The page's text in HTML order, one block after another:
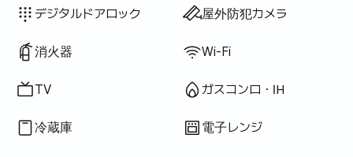
デジタルドアロック 屋外防犯カメラ
消火器 Wi-Fi
TV ガスコンロ・IH
冷蔵庫 電子レンジ
寝具あり
追加寝具あり
エアコン
ボイラー（都市ガス）
ダイニングテーブル・椅子
クローゼット
ソファ
利用不可:
鍵式ロック
利用不可:
警備室・警備員
利用不可:
共用ガスコンロ・IH
利用不可:
共用冷蔵庫
利用不可:
共用電子レンジ
利用不可:
共用洗濯機
利用不可:
共用乾燥機
利用不可:
デスク
ドライヤー
遮光カーテン
生ごみ袋
ごみ袋
布巾
スポンジ
電気ケトル
調理器具（まな板・包丁・はさみ等）
鍋・フライパン
基本食器（皿・カップ等）
扇風機
物干しラック
洗濯乾燥機一体型
利用不可: バスタブ
利用不可: ウォシュレット
利用不可: 浄水シャワー
利用不可: ボディソープ
利用不可: シャンプー・リンス
利用不可: 石鹸
利用不可: トイレットペーパー
利用不可: 歯ブラシ
利用不可: 歯磨き粉
利用不可: タオル
利用不可: トッパー・折りたたみマットレス
利用不可: ブラインド
利用不可: ほうき
利用不可: 洗濯洗剤
利用不可: 柔軟剤
利用不可: 食器用洗剤
利用不可: 掃除機
利用不可: 炊飯器
利用不可: 屋外バーベキュー設備
利用不可: エレベーター
利用不可: 無料フィットネス
利用不可: プール
利用不可: 無料共用サウナ
利用不可: スパ・ワールプール
利用不可: ジャグジー・ヒノキ風呂
利用不可: テラス
利用不可: ハンガーラック
利用不可: 座卓
利用不可: ソファベッド
利用不可: 電気ボイラー
利用不可: 灯油暖房
利用不可: LPGガス
利用不可: 再生可能エネルギー
利用不可: プロジェクター
利用不可: 有線インターネット
利用不可: アイロン